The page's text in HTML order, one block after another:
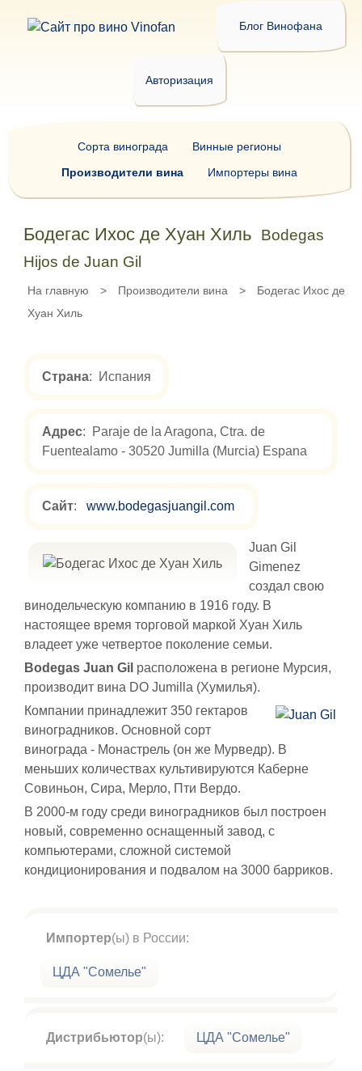
Блог Винофана
Авторизация
Бодегас Ихос де Хуан Хиль
Bodegas
Hijos de Juan Gil
На главную > Производители вина >
Бодегас Ихос де
Хуан Хиль
Страна: Испания
Адрес: Paraje de la Aragona, Ctra. de
Fuentealamo - 30520 Jumilla (Murcia) Espana
Сайт: www.bodegasjuangil.com
Juan Gil
Gimenez
создал свою
винодельческую компанию в 1916 году. В
настоящее время торговой маркой Хуан Хиль
владеет уже четвертое поколение семьи.
Bodegas Juan Gil расположена в регионе Мурсия,
производит вина DO Jumilla (Хумилья).
Компании принадлежит 350 гектаров
виноградников. Основной сорт
винограда - Монастрель (он же Мурведр). В
меньших количествах культивируются Каберне
Совиньон, Сира, Мерло, Пти Вердо.
В 2000-м году среди виноградников был построен
новый, современно оснащенный завод, с
компьютерами, сложной системой
кондиционирования и подвалом на 3000 барриков.
Импортер(ы) в России:
ЦДА "Сомелье"
Дистрибьютор(ы): ЦДА "Сомелье"
Сорта винограда
Винные регионы
Производители вина
Импортеры вина